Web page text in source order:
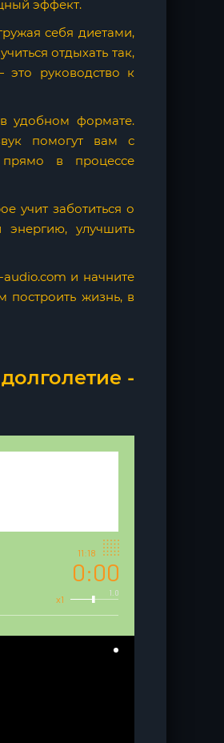
эффект.
себя диетами,
отдыхать так,
это руководство к
удобном формате.
помогут вам с
в процессе
учит заботиться о
улучшить
и начните
построить жизнь, в
-
0:00
11:18
1.0
x1